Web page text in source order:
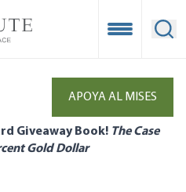
Open
APOYA AL MISES
Giveaway Book! The Case
Gold Dollar